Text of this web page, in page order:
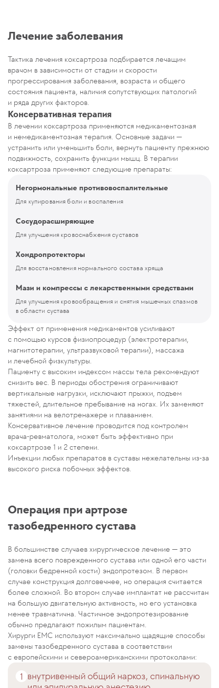
Лечение заболевания
Тактика лечения коксартроза подбирается лечащим
врачом в зависимости от стадии и скорости
прогрессирования заболевания, возраста и общего
состояния пациента, наличия сопутствующих патологий
и ряда других факторов.
Консервативная терапия
В лечении коксартроза применяются медикаментозная
и немедикаментозная терапия. Основные задачи —
устранить или уменьшить боли, вернуть пациенту прежнюю
подвижность, сохранить функции мышц. В терапии
коксартроза применяют следующие препараты:
Негормональные противовоспалительные
Для купирования боли и воспаления
Сосудорасширяющие
Для улучшения кровоснабжения суставов
Хондропротекторы
Для восстановления нормального состава хряща
Мази и компрессы с лекарственными средствами
Для улучшения кровообращения и снятия мышечных спазмов
в области сустава
Эффект от применения медикаментов усиливают
с помощью курсов физиопроцедур (электротерапии,
магнитотерапии, ультразвуковой терапии), массажа
и лечебной физкультуры.
Пациенту с высоким индексом массы тела рекомендуют
снизить вес. В периоды обострения ограничивают
вертикальные нагрузки, исключают прыжки, подъем
тяжестей, длительное пребывание на ногах. Их заменяют
занятиями на велотренажере и плаванием.
Консервативное лечение проводится под контролем
врача-ревматолога, может быть эффективно при
коксартрозе 1 и 2 степени.
Инъекции любых препаратов в суставы нежелательны из-за
высокого риска побочных эффектов.
Операция при артрозе
тазобедренного сустава
В большинстве случаев хирургическое лечение — это
замена всего поврежденного сустава или одной его части
(головки бедренной кости) эндопротезом. В первом
случае конструкция долговечнее, но операция считается
более сложной. Во втором случае имплантат не рассчитан
на большую двигательную активность, но его установка
менее травматична. Частичное эндопротезирование
обычно предлагают пожилым пациентам.
Хирурги EMC используют максимально щадящие способы
замены тазобедренного сустава в соответствии
с европейскими и североамериканскими протоколами:
внутривенный общий наркоз, спинальную